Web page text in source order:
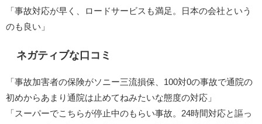
「事故対応が早く、ロードサービスも満足。日本の会社という
のも良い」 ​
ネガティブな口コミ
「事故加害者の保険がソニー三流損保、100対0の事故で通院の
初めからあまり通院は止めてねみたいな態度の対応」
「スーパーでこちらが停止中のもらい事故。24時間対応と謳っ